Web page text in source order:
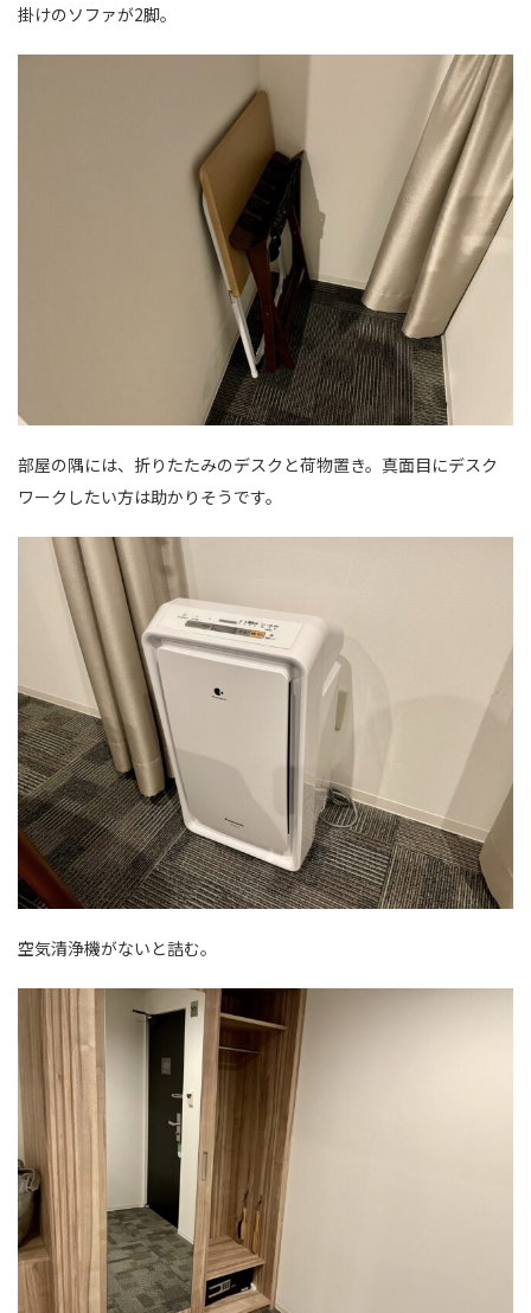
掛けのソファが2脚。
部屋の隅には、折りたたみのデスクと荷物置き。真面目にデスク
ワークしたい方は助かりそうです。
空気清浄機がないと詰む。